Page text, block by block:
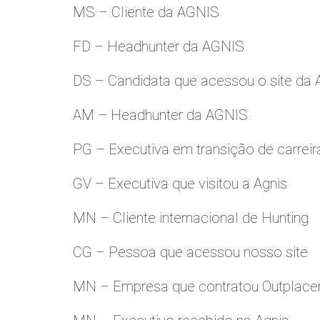
MS – Cliente da AGNIS
FD – Headhunter da AGNIS
DS – Candidata que acessou o site da
AM – Headhunter da AGNIS
PG – Executiva em transição de
GV – Executiva que visitou a Agnis
MN – Cliente internacional de Hunting
CG – Pessoa que acessou nosso site
MN – Empresa que contratou